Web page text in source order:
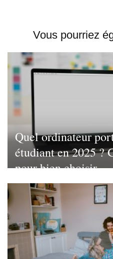
Vous pourriez
Quel ordinateur
étudiant en 2025 ?
pour bien choisir